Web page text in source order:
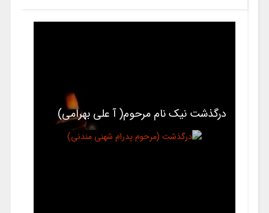
درگذشت نیک نام مرحوم( آ علی بهرامی)